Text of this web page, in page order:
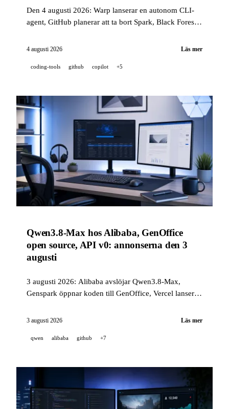
Den 4 augusti 2026: Warp lanserar en autonom CLI-
agent, GitHub planerar att ta bort Spark, Black Forest
Alpamayo 2 Super och Mistral lanserar Shieldstral, sin
4 augusti 2026 Läs mer
coding-tools github copilot +5
Qwen3.8-Max hos Alibaba, GenOffice
open source, API v0: annonserna den 3
augusti
3 augusti 2026: Alibaba avslöjar Qwen3.8-Max,
Genspark öppnar koden till GenOffice, Vercel lanserar
Sakana AI, MiniMax H3 och Runway publicerar flera
3 augusti 2026 Läs mer
qwen alibaba github +7